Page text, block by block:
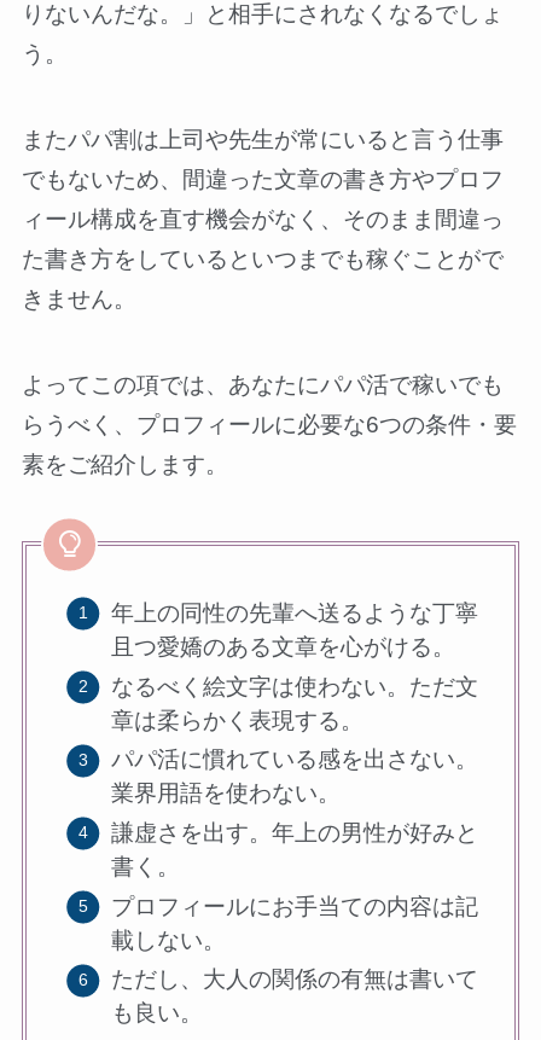
りないんだな。」と相手にされなくなるでしょ
う。
またパパ割は上司や先生が常にいると言う仕事
でもないため、間違った文章の書き方やプロフ
ィール構成を直す機会がなく、そのまま間違っ
た書き方をしているといつまでも稼ぐことがで
きません。
よってこの項では、あなたにパパ活で稼いでも
らうべく、プロフィールに必要な6つの条件・要
素をご紹介します。
年上の同性の先輩へ送るような丁寧
且つ愛嬌のある文章を心がける。
なるべく絵文字は使わない。ただ文
章は柔らかく表現する。
パパ活に慣れている感を出さない。
業界用語を使わない。
謙虚さを出す。年上の男性が好みと
書く。
プロフィールにお手当ての内容は記
載しない。
ただし、大人の関係の有無は書いて
も良い。